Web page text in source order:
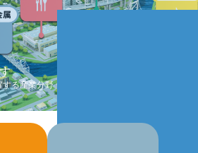
献し未来を創る
に夢と希望を」
する産業分野